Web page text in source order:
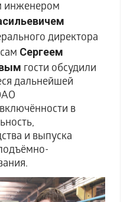
инженером
директора
Сергеем
гости обсудили
дальнейшей
в
и выпуска